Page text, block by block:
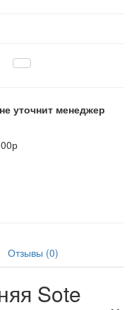
уточнит менеджер
Отзывы (0)
Sote